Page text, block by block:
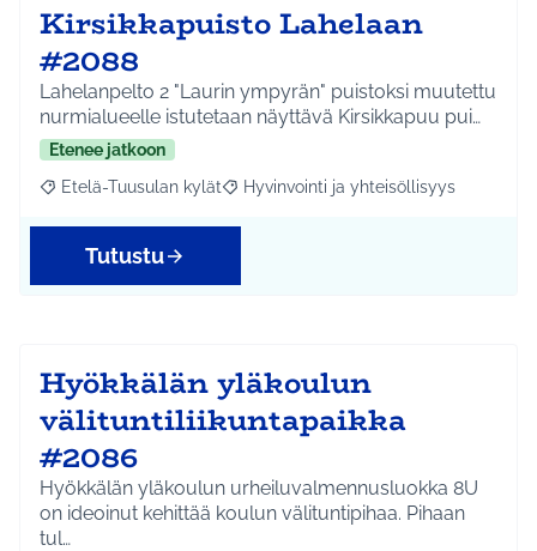
Kirsikkapuisto Lahelaan
#2088
Lahelanpelto 2 "Laurin ympyrän" puistoksi muutettu
nurmialueelle istutetaan näyttävä Kirsikkapuu pui…
Etenee jatkoon
Rajaa tulokset aihepiirin mukaan: Etelä-Tuusulan kylät
Etelä-Tuusulan kylät Rajaa tulokset teeman mukaan:
Hyvinvointi ja yhteisöllisyys
Tutustu
Hyökkälän yläkoulun
välituntiliikuntapaikka
#2086
Hyökkälän yläkoulun urheiluvalmennusluokka 8U
on ideoinut kehittää koulun välituntipihaa. Pihaan
tul…